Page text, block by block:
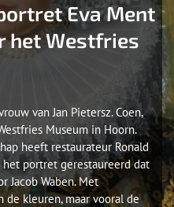
Eva Ment
het Westfries
van Jan Pietersz. Coen,
Museum in Hoorn.
heeft restaurateur Ronald
het portret gerestaureerd dat
Jacob Waben. Met
kleuren, maar vooral de